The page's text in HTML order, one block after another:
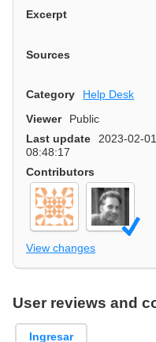
Excerpt
Sources
Category Help Desk
Viewer
Public
Last update
2023-02-01
08:48:17
Contributors
View changes
User reviews and
Ingresar